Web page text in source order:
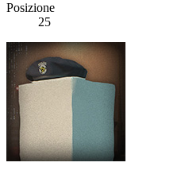
Posizione
25